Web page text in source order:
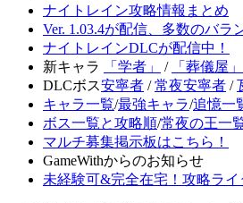
ナイトレイン攻略情報まとめ
Ver. 1.03.4が配信、多数のバラ
ナイトレインDLCが配信中！
新キャラ
「学者」 /
「葬儀屋」
DLCボス安寧者 /常夜安寧者 /
キャラ一覧/最強キャラ/追憶一
ボス一覧と攻略順/常夜の王一
マルチ募集掲示板はこちら！
GameWithからのお知らせ
未経験可&完全在宅！攻略ライ